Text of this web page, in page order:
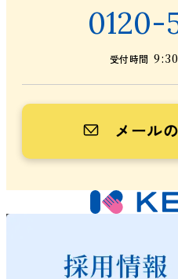
0120-
受付時間
メール